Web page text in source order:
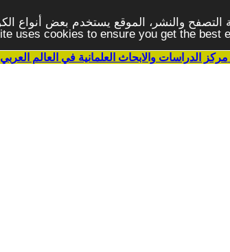
والنشر، الموقع يستخدم بعض أنواع
uses cookies to ensure you get the best